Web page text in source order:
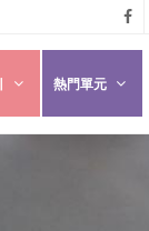
悠遊
墾丁
粉絲
熱門單元